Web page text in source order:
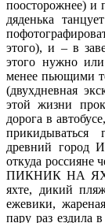
поосторожнее) и
дяденька
этого), и – в
этого нужно
менее пьющими
(двухдневная
этой жизни
дорога в
прикидываться
древний город
откуда россияне
ПИКНИК НА
яхте, дикий
ежевики,
пару раз ездила